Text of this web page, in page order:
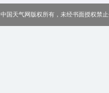
中国天气网版权所有，未经书面授权